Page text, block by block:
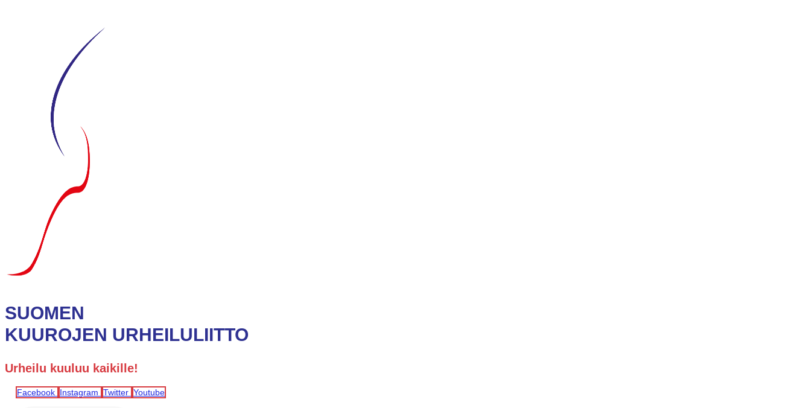
SUOMEN
KUUROJEN URHEILULIITTO
Urheilu kuuluu kaikille!
Facebook Instagram Twitter Youtube